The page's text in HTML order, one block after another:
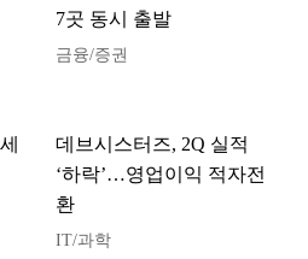
7곳 동시 출발
금융/증권
데브시스터즈, 2Q 실적
‘하락’…영업이익 적자전
환
IT/과학